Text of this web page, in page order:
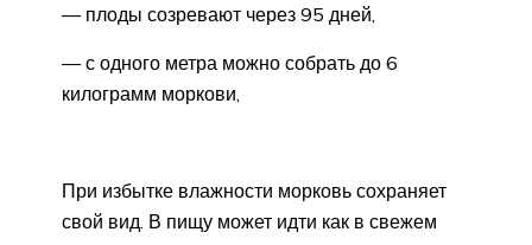
— плоды созревают через 95 дней,
— с одного метра можно собрать до 6
килограмм моркови,
При избытке влажности морковь сохраняет
свой вид. В пищу может идти как в свежем